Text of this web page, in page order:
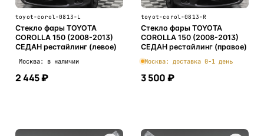
toyot-corol-0813-L
Стекло фары TOYOTA
COROLLA 150 (2008-2013)
СЕДАН рестайлинг (левое)
Москва: в наличии
2 445 ₽
toyot-corol-0813-R
Стекло фары TOYOTA
COROLLA 150 (2008-2013)
СЕДАН рестайлинг (правое)
Москва: доставка 0-1 день
3 500 ₽